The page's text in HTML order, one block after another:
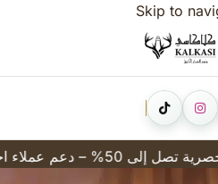
Skip to
والزيوت العطرية في مصر
العطرية صناعة سعودية)